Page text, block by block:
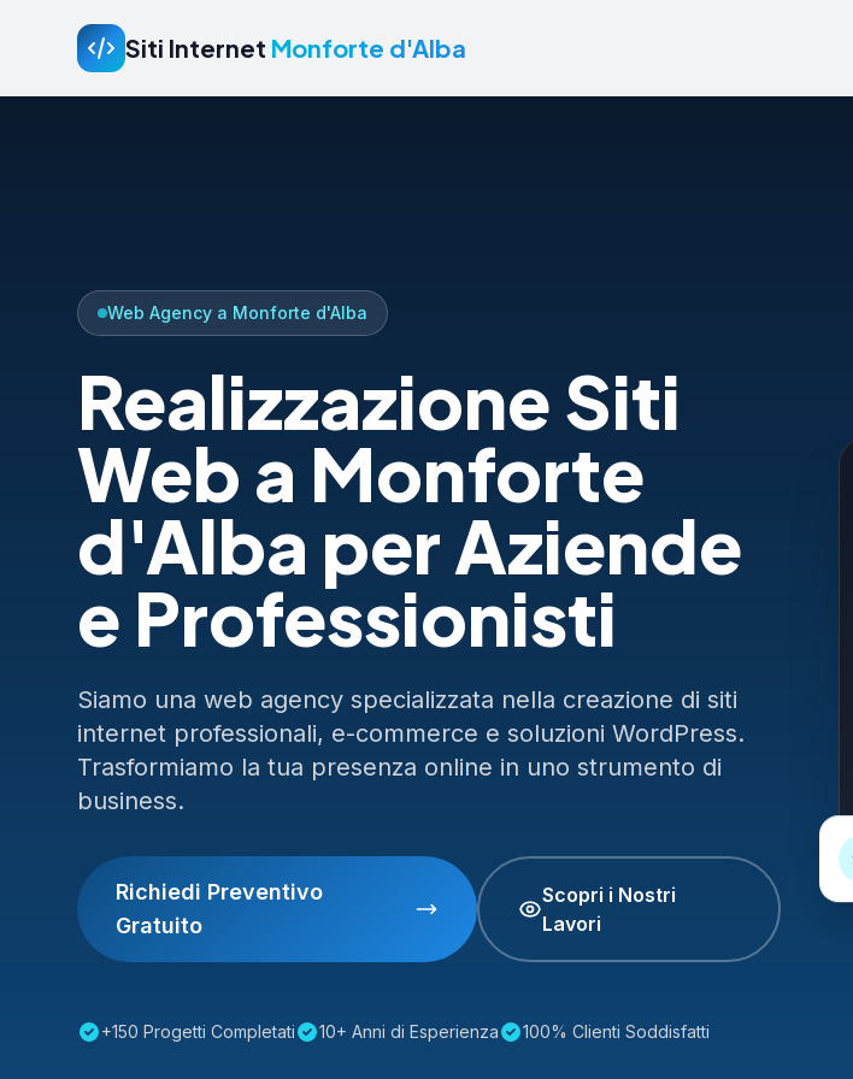
Siti Internet Monforte d'Alba
Web Agency a Monforte d'Alba
Realizzazione Siti
Web a Monforte
d'Alba per Aziende
e Professionisti
Siamo una web agency specializzata nella creazione di siti
internet professionali, e-commerce e soluzioni WordPress.
Trasformiamo la tua presenza online in uno strumento di
business.
Richiedi Preventivo
Gratuito
Scopri i Nostri
Lavori
+150 Progetti Completati 10+ Anni di Esperienza 100% Clienti Soddisfatti